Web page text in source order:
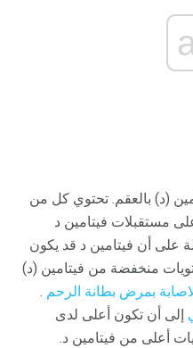
(د) بالعقم. تحتوي كل من
على مستقبلات فيتامين د
على أن فيتامين د قد يكون
منخفضة من فيتامين (د)
بمرض بطانة الرحم .
إلى أن تكون أعلى لدى
أعلى من فيتامين د.